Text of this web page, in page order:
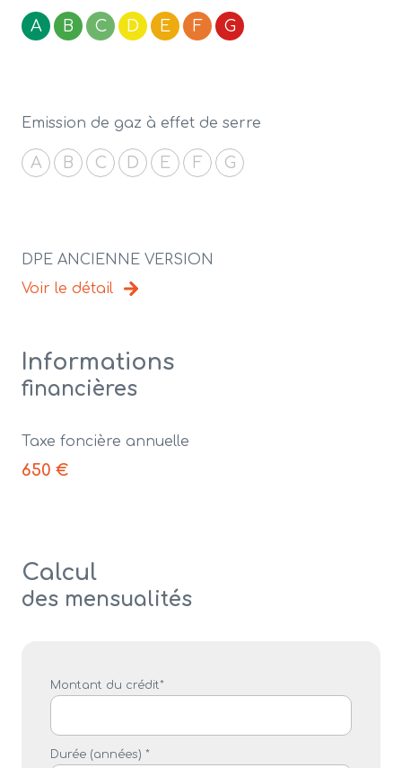
A B C D E F G
Emission de gaz à effet de serre
A B C D E F G
DPE ANCIENNE VERSION
Voir le détail
Informations
financières
Taxe foncière annuelle
650 €
Calcul
des mensualités
Montant du crédit*
Durée (années) *